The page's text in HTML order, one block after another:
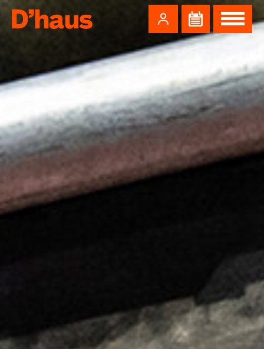
Zum Hauptinhalt springen Zum Footer springen